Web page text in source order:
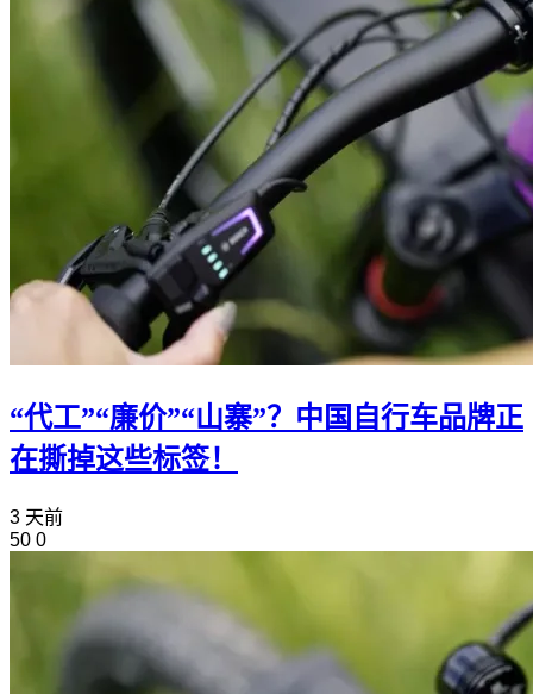
“代工”“廉价”“山寨”？中国自行车品牌正
在撕掉这些标签！
3 天前
50 0